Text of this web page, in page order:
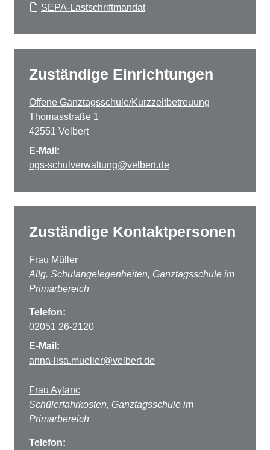
SEPA-Lastschriftmandat
Zuständige Einrichtungen
Offene Ganztagsschule/Kurzzeitbetreuung
Thomasstraße 1
42551 Velbert
E-Mail:
ogs-schulverwaltung@velbert.de
Zuständige Kontaktpersonen
Frau Müller
Allg. Schulangelegenheiten, Ganztagsschule im
Primarbereich
Telefon:
02051 26-2120
E-Mail:
anna-lisa.mueller@velbert.de
Frau Aylanc
Schülerfahrkosten, Ganztagsschule im
Primarbereich
Telefon: